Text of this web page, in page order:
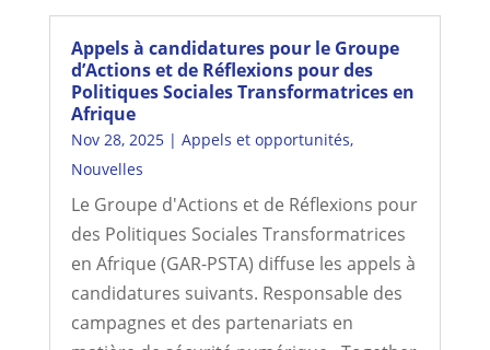
Appels à candidatures pour le Groupe
d’Actions et de Réflexions pour des
Politiques Sociales Transformatrices en
Afrique
Nov 28, 2025| Appels et opportunités,
Nouvelles
Le Groupe d'Actions et de Réflexions pour
des Politiques Sociales Transformatrices
en Afrique (GAR-PSTA) diffuse les appels à
candidatures suivants. Responsable des
campagnes et des partenariats en